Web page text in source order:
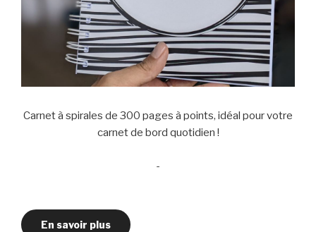
Carnet à spirales de 300 pages à points, idéal pour votre
carnet de bord quotidien !
-
En savoir plus